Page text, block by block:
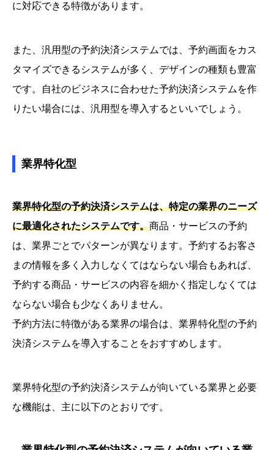
に対応できる特徴があります。
また、汎用型の予約決済システムでは、予約画面をカス
タマイズできるシステムが多く、デザインの種類も豊富
です。自社のビジネスに合わせた予約決済システムを作
りたい場合には、汎用型を導入するといいでしょう。
業界特化型
業界特化型の予約決済システムは、特定の業界のニーズ
に最適化されたシステムです。商品・サービスの予約
は、業界ごとでパターンが異なります。予約するお客さ
まの情報を多く入力しなくてはならない場合もあれば、
予約する商品・サービスの内容を細かく指定しなくては
ならない場合も少なくありません。
予約方法に特徴がある業界の場合は、業界特化型の予約
決済システムを導入することをおすすめします。
業界特化型の予約決済システムが向いている業界と必要
な機能は、主に以下のとおりです。